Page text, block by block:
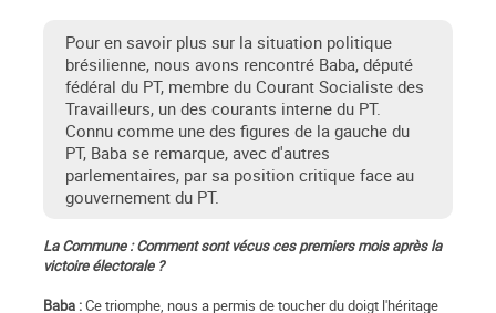
Pour en savoir plus sur la situation politique
brésilienne, nous avons rencontré Baba, député
fédéral du PT, membre du Courant Socialiste des
Travailleurs, un des courants interne du PT.
Connu comme une des figures de la gauche du
PT, Baba se remarque, avec d'autres
parlementaires, par sa position critique face au
gouvernement du PT.
La Commune : Comment sont vécus ces premiers mois après la
victoire électorale ?
Baba :Ce triomphe, nous a permis de toucher du doigt l'héritage